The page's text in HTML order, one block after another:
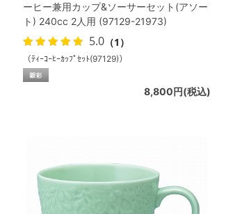
ーヒー兼用カップ&ソーサーセット(アソー
ト) 240cc 2人用 (97129-21973)
5.0 （1）
（ﾃｨｰｺｰﾋｰｶｯﾌﾟｾｯﾄ(97129)）
8,800円(税込)